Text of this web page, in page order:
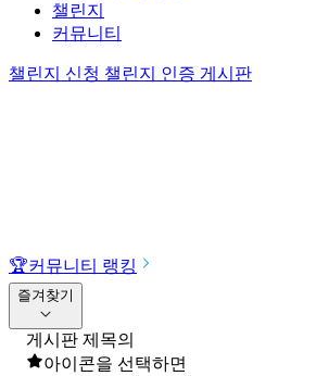
챌린지
커뮤니티
챌린지 신청 챌린지 인증 게시판
🏆커뮤니티 랭킹
즐겨찾기
게시판 제목의
아이콘을 선택하면